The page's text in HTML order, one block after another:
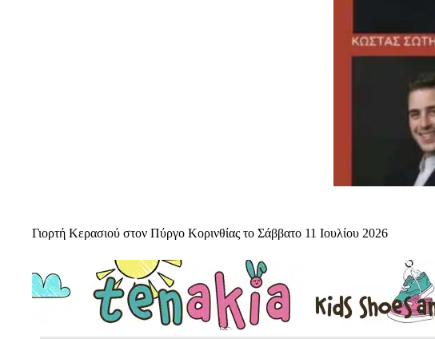
Γιορτή Κερασιού στον Πύργο Κορινθίας το Σάββατο 11 Ιουλίου 2026